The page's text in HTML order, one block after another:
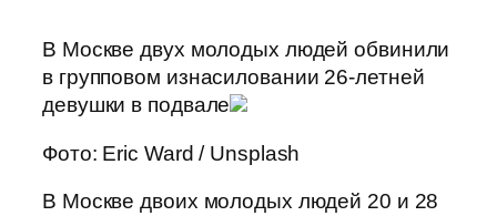
В Москве двух молодых людей обвинили
в групповом изнасиловании 26-летней
девушки в подвале
Фото: Eric Ward / Unsplash
В Москве двоих молодых людей 20 и 28